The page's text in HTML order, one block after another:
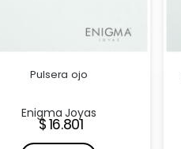
Pulsera ojo
Enigma Joyas
Precio:
16.801